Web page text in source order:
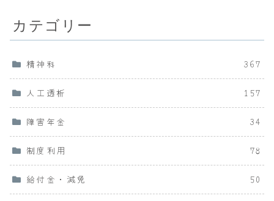
カテゴリー
精神科 367
人工透析 157
障害年金 34
制度利用 78
給付金・減免 50